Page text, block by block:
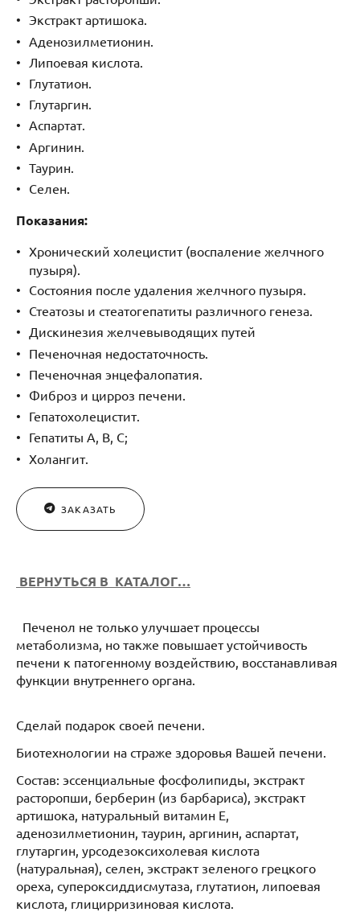
Экстракт артишока.
Аденозилметионин.
Липоевая кислота.
Глутатион.
Глутаргин.
Аспартат.
Аргинин.
Таурин.
Селен.
Показания:
Хронический холецистит (воспаление желчного
пузыря).
Состояния после удаления желчного пузыря.
Стеатозы и стеатогепатиты различного генеза.
Дискинезия желчевыводящих путей
Печеночная недостаточность.
Печеночная энцефалопатия.
Фиброз и цирроз печени.
Гепатохолецистит.
Гепатиты А, В, С;
Холангит.
ЗАКАЗАТЬ
ВЕРНУТЬСЯ В КАТАЛОГ…
Печенол не только улучшает процессы
метаболизма, но также повышает устойчивость
печени к патогенному воздействию, восстанавливая
функции внутреннего органа.
Сделай подарок своей печени.
Биотехнологии на страже здоровья Вашей печени.
Состав: эссенциальные фосфолипиды, экстракт
расторопши, берберин (из барбариса), экстракт
артишока, натуральный витамин Е,
аденозилметионин, таурин, аргинин, аспартат,
глутаргин, урсодезоксихолевая кислота
(натуральная), селен, экстракт зеленого грецкого
ореха, супероксиддисмутаза, глутатион, липоевая
кислота, глицирризиновая кислота.